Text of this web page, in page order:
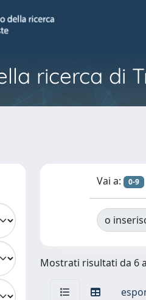
ricerca di
Vai a: 0-9
o
Mostrati risultati da 6